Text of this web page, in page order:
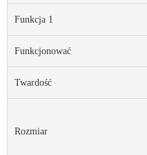
Funkcja 1
Funkcjonować
Twardość
Rozmiar